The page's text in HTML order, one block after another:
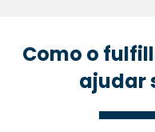
Como o
ajudar